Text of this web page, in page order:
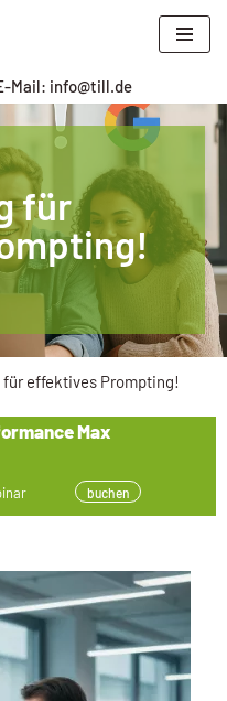
Mail: info@till.de
für
effektives Prompting!
Max
buchen